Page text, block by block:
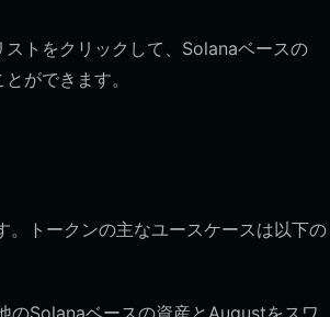
トをクリックして、Solanaベースの
ができます。
トークンの主なユースケースは以下の
のSolanaベースの資産とAugustをスワ